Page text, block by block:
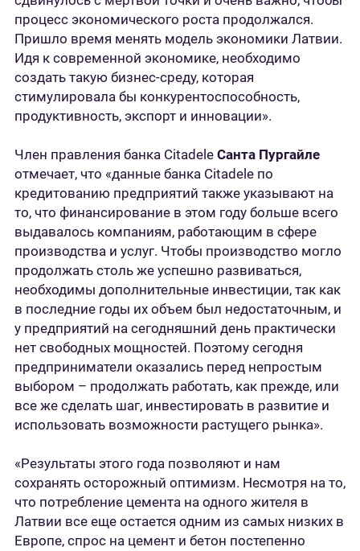
процесс экономического роста продолжался.
Пришло время менять модель экономики Латвии.
Идя к современной экономике, необходимо
создать такую бизнес-среду, которая
стимулировала бы конкурентоспособность,
продуктивность, экспорт и инновации».
Член правления банка Citadele Санта Пургайле
отмечает, что «данные банка Citadele по
кредитованию предприятий также указывают на
то, что финансирование в этом году больше всего
выдавалось компаниям, работающим в сфере
производства и услуг. Чтобы производство могло
продолжать столь же успешно развиваться,
необходимы дополнительные инвестиции, так как
в последние годы их объем был недостаточным, и
у предприятий на сегодняшний день практически
нет свободных мощностей. Поэтому сегодня
предприниматели оказались перед непростым
выбором – продолжать работать, как прежде, или
все же сделать шаг, инвестировать в развитие и
использовать возможности растущего рынка».
«Результаты этого года позволяют и нам
сохранять осторожный оптимизм. Несмотря на то,
что потребление цемента на одного жителя в
Латвии все еще остается одним из самых низких в
Европе, спрос на цемент и бетон постепенно